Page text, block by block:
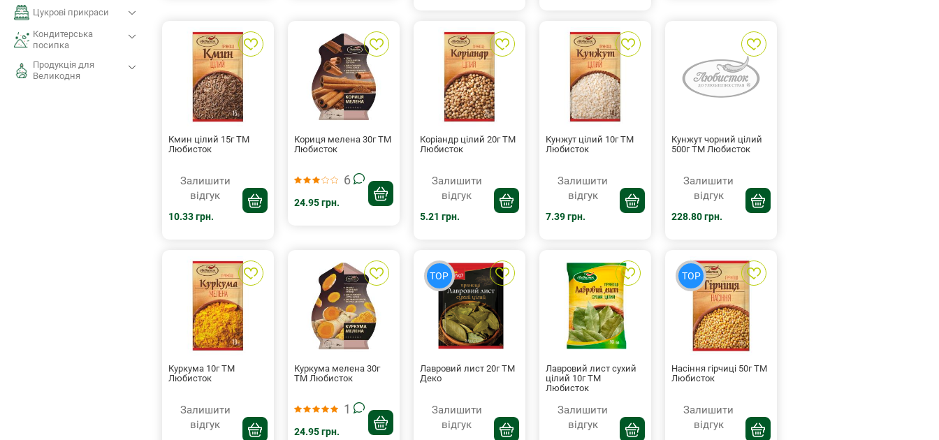
Кмин цілий 15г ТМ
Любисток
Залишити
відгук
10.33 грн.
Кориця мелена 30г ТМ
Любисток
6
24.95 грн.
Коріандр цілий 20г ТМ
Любисток
Залишити
відгук
5.21 грн.
Кунжут цілий 10г ТМ
Любисток
Залишити
відгук
7.39 грн.
Кунжут чорний цілий
500г ТМ Любисток
Залишити
відгук
228.80 грн.
Куркума 10г ТМ
Любисток
Залишити
відгук
Куркума мелена 30г
ТМ Любисток
1
24.95 грн.
TOP
Лавровий лист 20г ТМ
Деко
Залишити
відгук
Лавровий лист сухий
цілий 10г ТМ
Любисток
Залишити
відгук
TOP
Насіння гірчиці 50г ТМ
Любисток
Залишити
відгук
Цукрові прикраси
Кондитерська
посипка
Продукція для
Великодня